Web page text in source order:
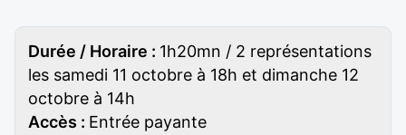
Durée / Horaire : 1h20mn / 2 représentations
les samedi 11 octobre à 18h et dimanche 12
octobre à 14h
Accès : Entrée payante